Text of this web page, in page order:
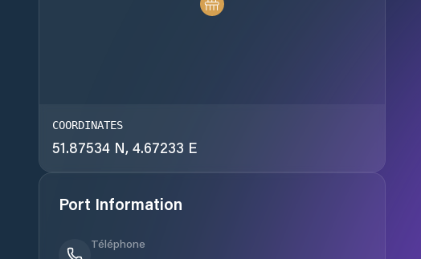
COORDINATES
51.87534 N, 4.67233 E
Port Information
Téléphone